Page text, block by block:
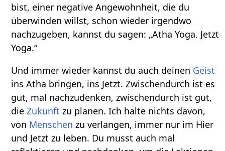
bist, einer negative Angewohnheit, die du
überwinden willst, schon wieder irgendwo
nachzugeben, kannst du sagen: „Atha Yoga. Jetzt
Yoga.“
Und immer wieder kannst du auch deinen Geist
ins Atha bringen, ins Jetzt. Zwischendurch ist es
gut, mal nachzudenken, zwischendurch ist gut,
dieZukunft zu planen. Ich halte nichts davon,
von Menschen zu verlangen, immer nur im Hier
und Jetzt zu leben. Du musst auch mal